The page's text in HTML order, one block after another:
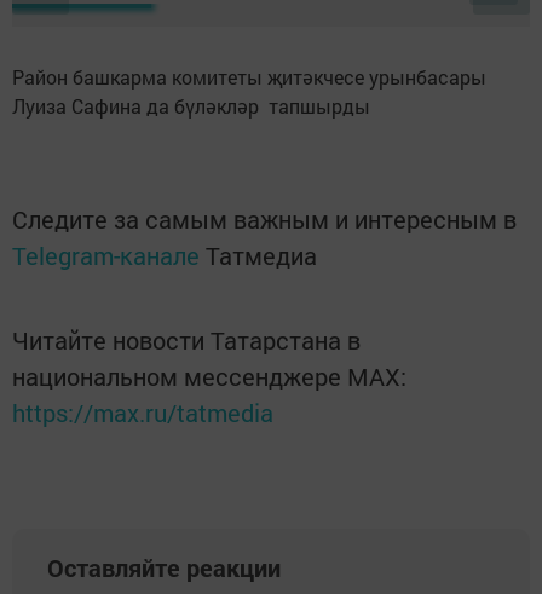
Район башкарма комитеты җитәкчесе урынбасары
Луиза Сафина да бүләкләр тапшырды
Следите за самым важным и интересным в
Telegram-канале Татмедиа
Читайте новости Татарстана в
национальном мессенджере MАХ:
https://max.ru/tatmedia
Оставляйте реакции